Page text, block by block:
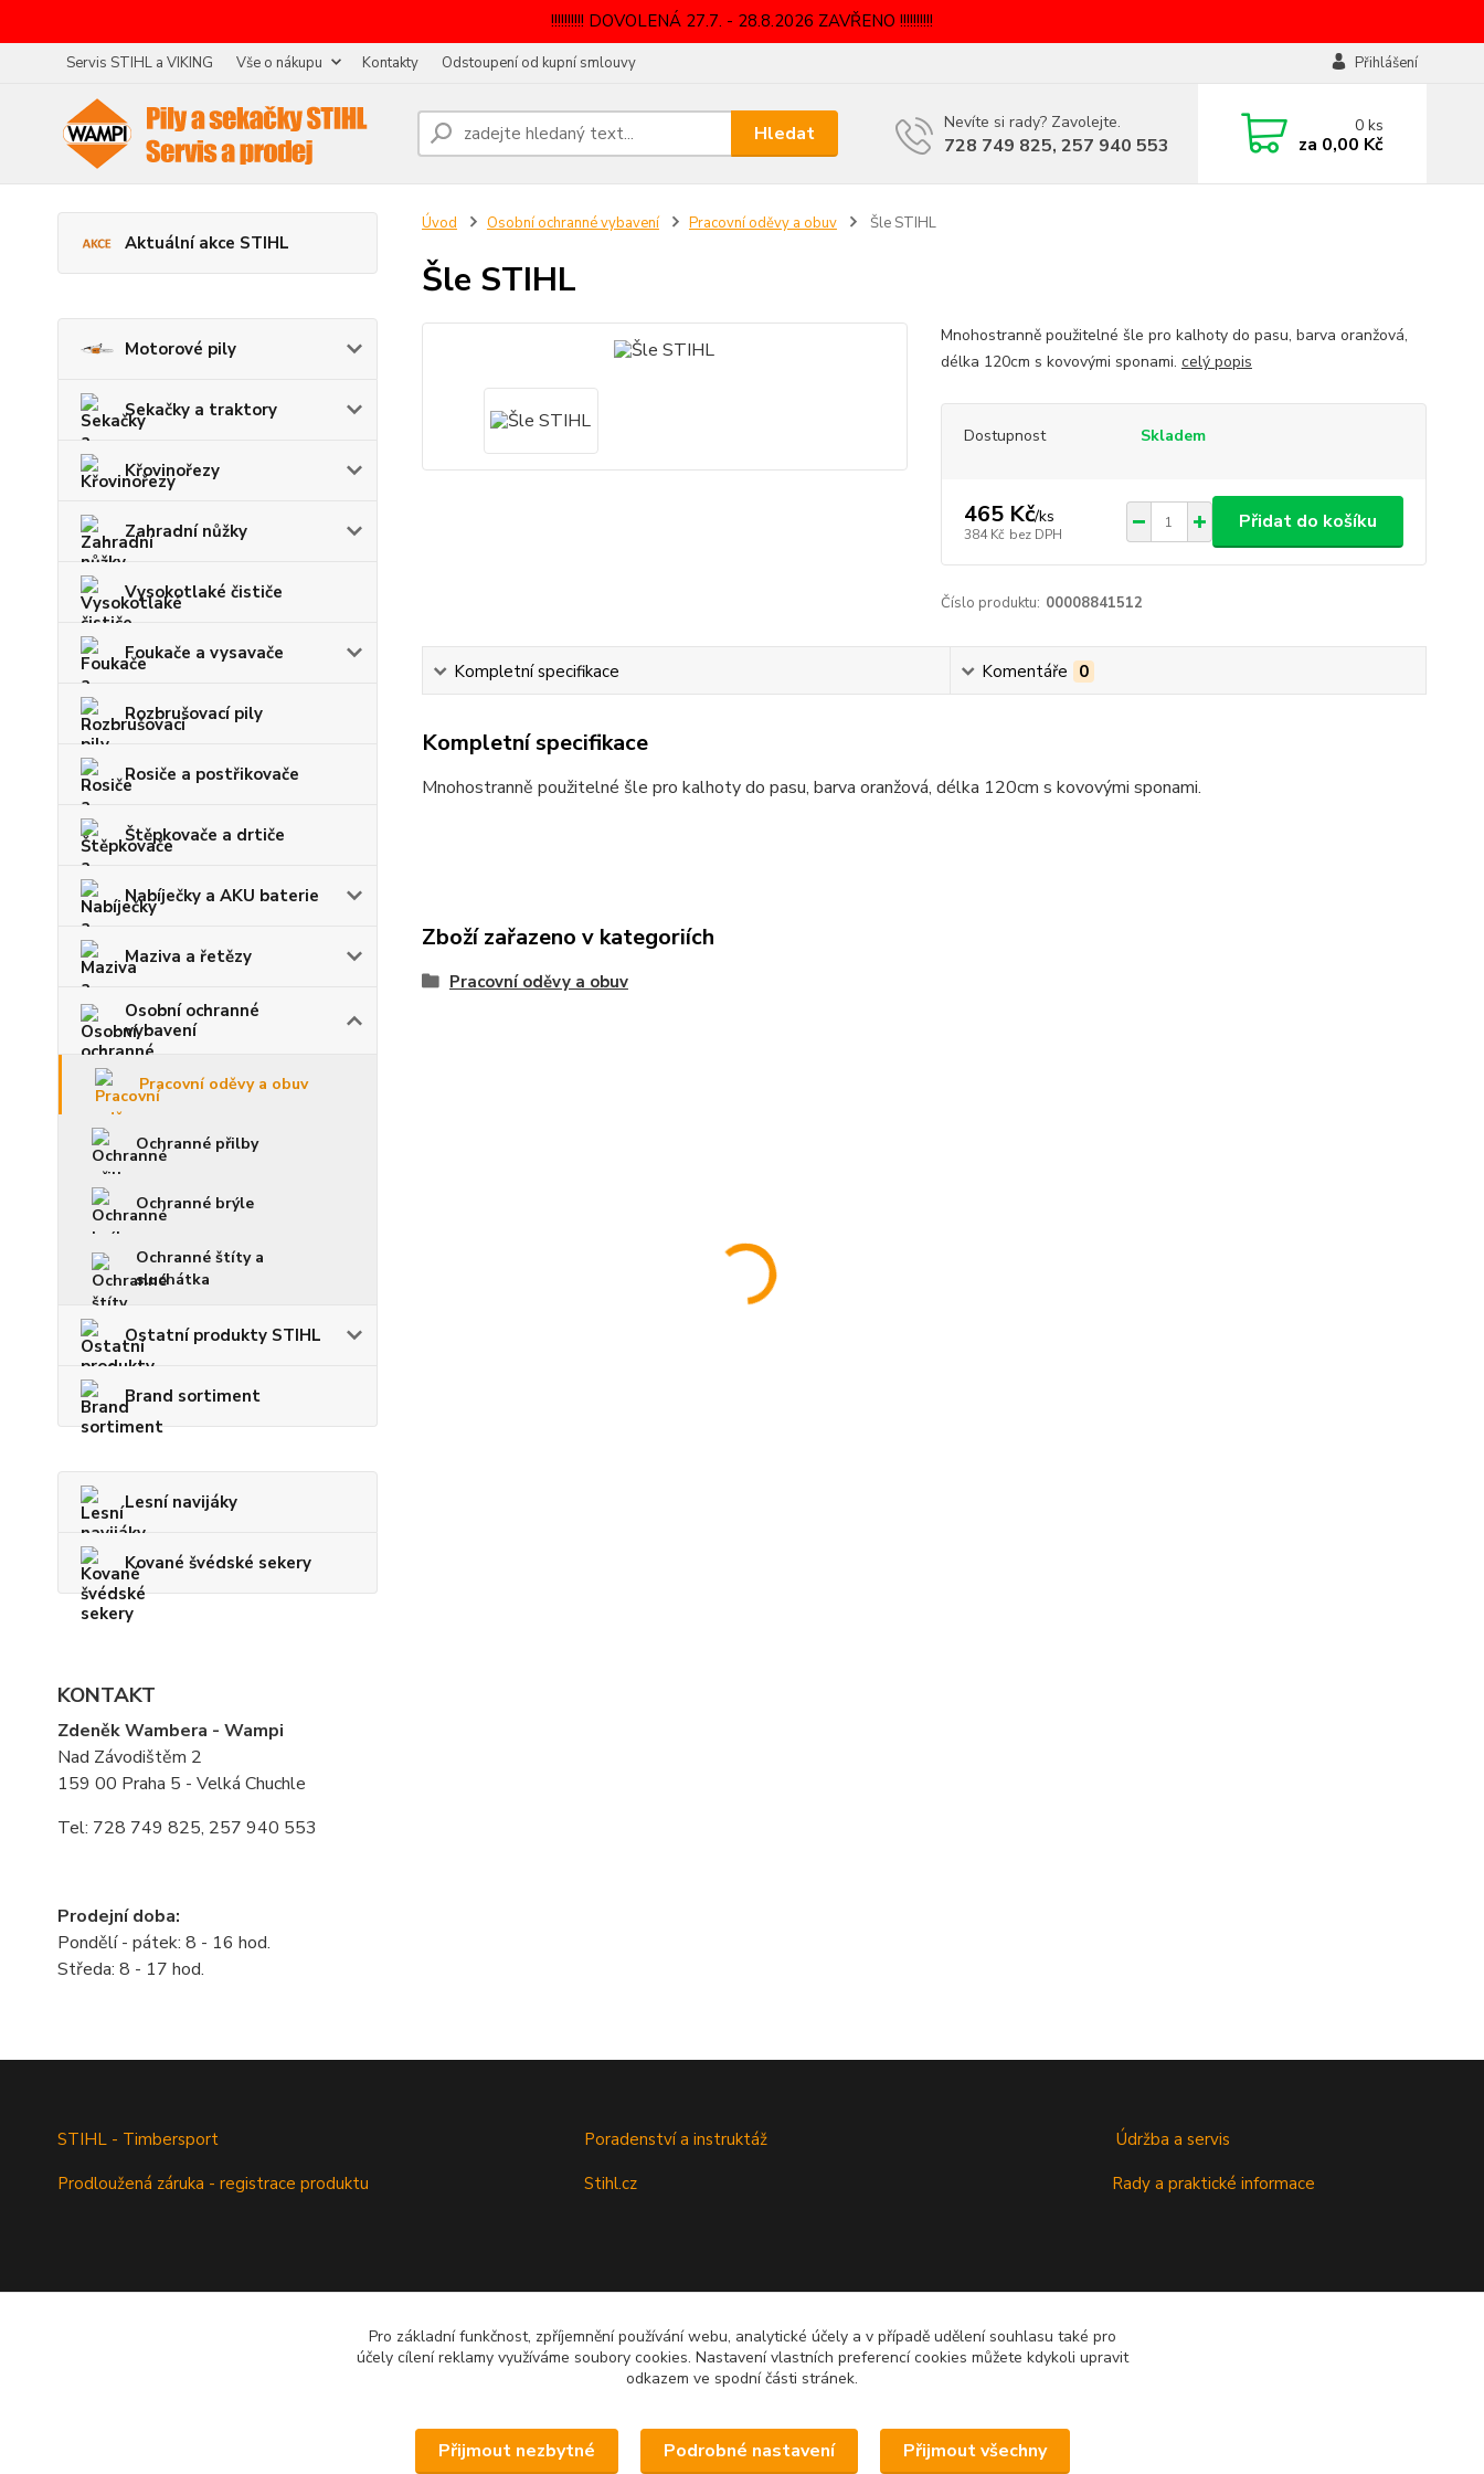
!!!!!!!!!! DOVOLENÁ 27.7. - 28.8.2026 ZAVŘENO !!!!!!!!!!
Servis STIHL a VIKING Vše o nákupu Kontakty Odstoupení od kupní smlouvy Přihlášení
Hledat Nevíte si rady? Zavolejte.
728 749 825, 257 940 553
0ks
za 0,00 Kč
Aktuální akce STIHL
Motorové pily
Sekačky a traktory
Křovinořezy
Zahradní nůžky
Vysokotlaké čističe
Foukače a vysavače
Rozbrušovací pily
Rosiče a postřikovače
Štěpkovače a drtiče
Nabíječky a AKU baterie
Maziva a řetězy
Osobní ochranné
vybavení
Pracovní oděvy a obuv
Ochranné přilby
Ochranné brýle
Ochranné štíty a
sluchátka
Ostatní produkty STIHL
Brand sortiment
Lesní navijáky
Kované švédské sekery
KONTAKT
Zdeněk Wambera - Wampi
Nad Závodištěm 2
159 00 Praha 5 - Velká Chuchle
Tel: 728 749 825, 257 940 553
Prodejní doba:
Pondělí - pátek: 8 - 16 hod.
Středa: 8 - 17 hod.
Úvod Osobní ochranné vybavení Pracovní oděvy a obuv Šle STIHL
Šle STIHL
Mnohostranně použitelné šle pro kalhoty do pasu, barva oranžová,
délka 120cm s kovovými sponami. celý popis
Dostupnost Skladem
465 Kč/ks
384 Kč bez DPH
Přidat do košíku
Číslo produktu: 00008841512
Kompletní specifikace Komentáře 0
Kompletní specifikace
Mnohostranně použitelné šle pro kalhoty do pasu, barva oranžová, délka 120cm s kovovými sponami.
Zboží zařazeno v kategoriích
Pracovní oděvy a obuv
STIHL - Timbersport
Prodloužená záruka - registrace produktu
Poradenství a instruktáž
Stihl.cz
Údržba a servis
Rady a praktické informace
Pro základní funkčnost, zpříjemnění používání webu, analytické účely a v případě udělení souhlasu také pro
účely cílení reklamy využíváme soubory cookies. Nastavení vlastních preferencí cookies můžete kdykoli upravit
odkazem ve spodní části stránek.
Přijmout nezbytné Podrobné nastavení Přijmout všechny